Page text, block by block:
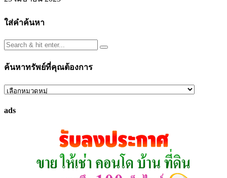
ใส่คำค้นหา
ค้นหาทรัพย์ที่คุณต้องการ
ค้นหา
ที่
ads